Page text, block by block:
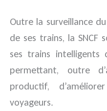
Outre la surveillance
de ses trains, la SNCF
ses trains intelligents
permettant, outre
productif,
voyageurs.